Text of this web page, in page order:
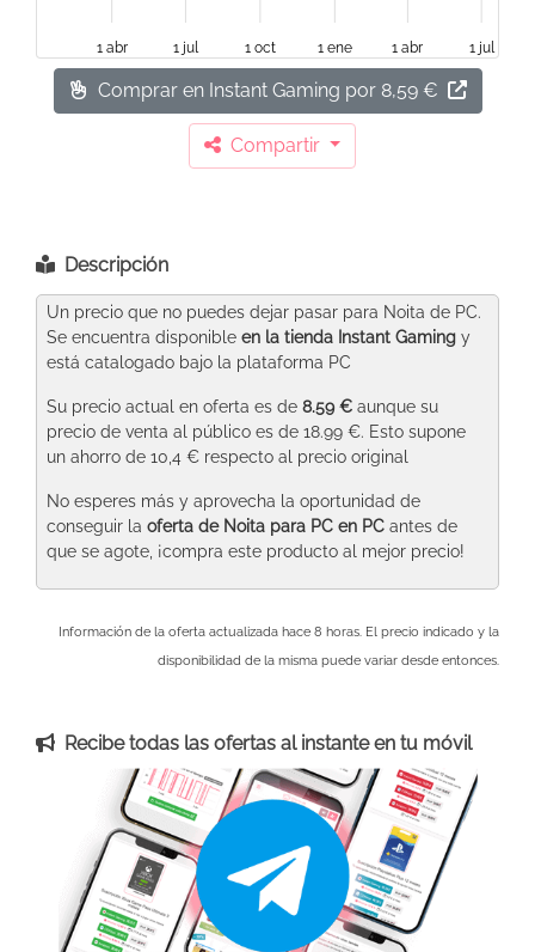
1 abr 1 jul 1 oct 1 ene 1 abr 1 jul
Comprar en Instant Gaming por 8,59 €
Compartir
Descripción
Un precio que no puedes dejar pasar para Noita de PC.
Se encuentra disponible en la tienda Instant Gaming y
está catalogado bajo la plataforma PC
Su precio actual en oferta es de 8.59 € aunque su
precio de venta al público es de 18.99 €. Esto supone
un ahorro de 10,4 € respecto al precio original
No esperes más y aprovecha la oportunidad de
conseguir la oferta de Noita para PC en PC antes de
que se agote, ¡compra este producto al mejor precio!
Información de la oferta actualizada hace 8 horas. El precio indicado y la
disponibilidad de la misma puede variar desde entonces.
Recibe todas las ofertas al instante en tu móvil